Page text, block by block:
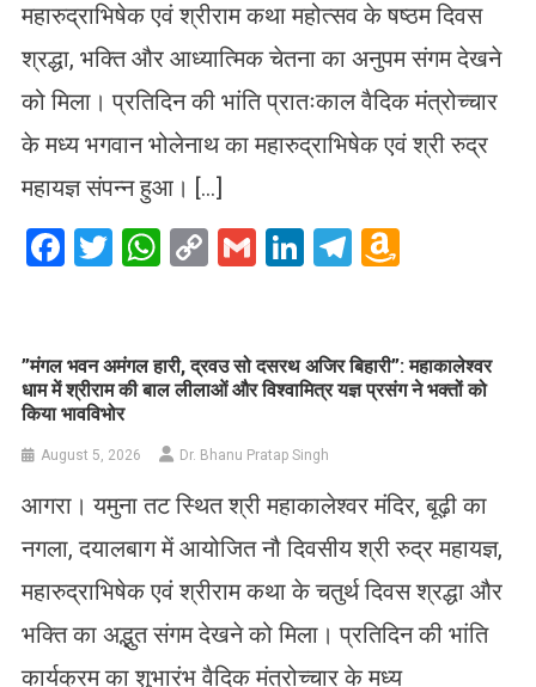
महारुद्राभिषेक एवं श्रीराम कथा महोत्सव के षष्ठम दिवस
श्रद्धा, भक्ति और आध्यात्मिक चेतना का अनुपम संगम देखने
को मिला। प्रतिदिन की भांति प्रातःकाल वैदिक मंत्रोच्चार
के मध्य भगवान भोलेनाथ का महारुद्राभिषेक एवं श्री रुद्र
महायज्ञ संपन्न हुआ। […]
Facebook
Twitter
WhatsApp
CopyGmailLinkedIn
Telegram
​”मंगल भवन अमंगल हारी, द्रवउ सो दसरथ अजिर बिहारी”: महाकालेश्वर
धाम में श्रीराम की बाल लीलाओं और विश्वामित्र यज्ञ प्रसंग ने भक्तों को
किया भावविभोर
August 5, 2026 Dr. Bhanu Pratap Singh
आगरा। यमुना तट स्थित श्री महाकालेश्वर मंदिर, बूढ़ी का
नगला, दयालबाग में आयोजित नौ दिवसीय श्री रुद्र महायज्ञ,
महारुद्राभिषेक एवं श्रीराम कथा के चतुर्थ दिवस श्रद्धा और
भक्ति का अद्भुत संगम देखने को मिला। प्रतिदिन की भांति
कार्यक्रम का शुभारंभ वैदिक मंत्रोच्चार के मध्य